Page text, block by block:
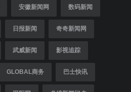
安徽新闻网 数码新闻
日报新闻 奇奇新闻网
武威新闻 影视追踪
GLOBAL商务 巴士快讯